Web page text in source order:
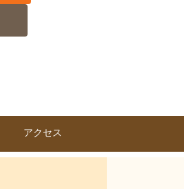
アクセス